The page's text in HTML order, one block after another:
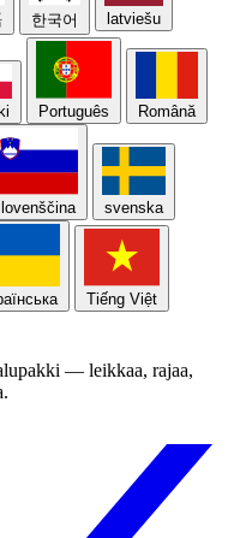
한국어 latviešu
Português Română
svenska
Tiếng Việt
— leikkaa, rajaa,